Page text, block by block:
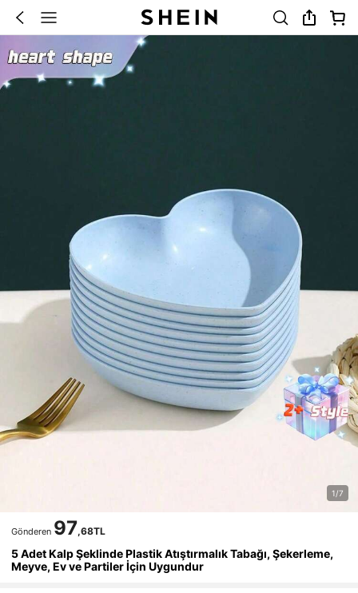
1/7
Gönderen 97,68TL
5 Adet Kalp Şeklinde Plastik Atıştırmalık Tabağı, Şekerleme,
Meyve, Ev ve Partiler İçin Uygundur